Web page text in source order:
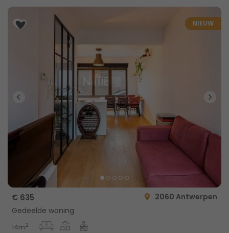
NIEUW
€ 635
2060 Antwerpen
Gedeelde woning
14m2